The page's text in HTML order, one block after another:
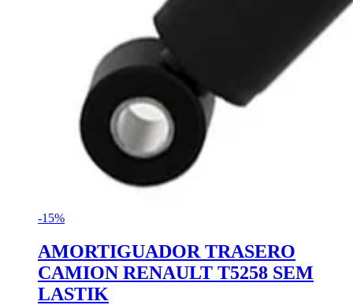
-15%
AMORTIGUADOR TRASERO
CAMION RENAULT T5258 SEM
LASTIK